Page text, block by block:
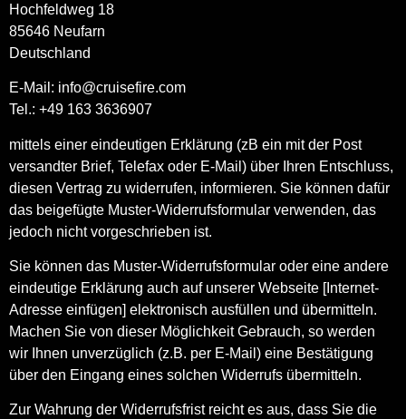
Hochfeldweg 18
85646 Neufarn
Deutschland
E-Mail: info@cruisefire.com
Tel.: +49 163 3636907
mittels einer eindeutigen Erklärung (zB ein mit der Post
versandter Brief, Telefax oder E-Mail) über Ihren Entschluss,
diesen Vertrag zu widerrufen, informieren. Sie können dafür
das beigefügte Muster-Widerrufsformular verwenden, das
jedoch nicht vorgeschrieben ist.
Sie können das Muster-Widerrufsformular oder eine andere
eindeutige Erklärung auch auf unserer Webseite [Internet-
Adresse einfügen] elektronisch ausfüllen und übermitteln.
Machen Sie von dieser Möglichkeit Gebrauch, so werden
wir Ihnen unverzüglich (z.B. per E-Mail) eine Bestätigung
über den Eingang eines solchen Widerrufs übermitteln.
Zur Wahrung der Widerrufsfrist reicht es aus, dass Sie die